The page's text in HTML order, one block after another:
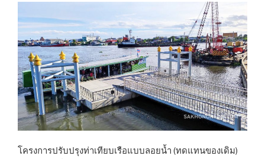
โครงการปรับปรุงท่าเทียบเรือแบบลอยน้ำ (ทดแทนของเดิม)